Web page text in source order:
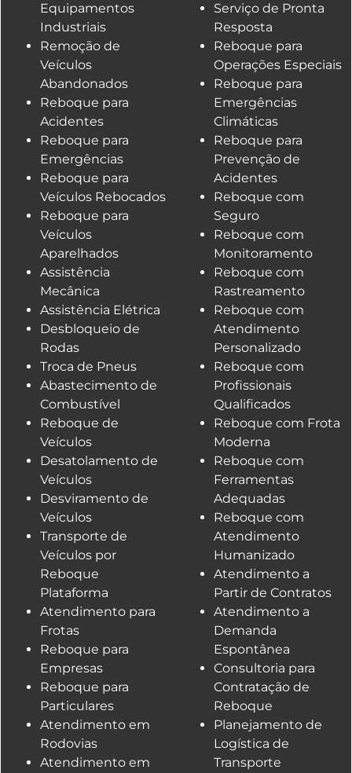
Equipamentos
Industriais
Remoção de
Veículos
Abandonados
Reboque para
Acidentes
Reboque para
Emergências
Reboque para
Veículos Rebocados
Reboque para
Veículos
Aparelhados
Assistência
Mecânica
Assistência Elétrica
Desbloqueio de
Rodas
Troca de Pneus
Abastecimento de
Combustível
Reboque de
Veículos
Desatolamento de
Veículos
Desviramento de
Veículos
Transporte de
Veículos por
Reboque
Plataforma
Atendimento para
Frotas
Reboque para
Empresas
Reboque para
Particulares
Atendimento em
Rodovias
Atendimento em
Serviço de Pronta
Resposta
Reboque para
Operações Especiais
Reboque para
Emergências
Climáticas
Reboque para
Prevenção de
Acidentes
Reboque com
Seguro
Reboque com
Monitoramento
Reboque com
Rastreamento
Reboque com
Atendimento
Personalizado
Reboque com
Profissionais
Qualificados
Reboque com Frota
Moderna
Reboque com
Ferramentas
Adequadas
Reboque com
Atendimento
Humanizado
Atendimento a
Partir de Contratos
Atendimento a
Demanda
Espontânea
Consultoria para
Contratação de
Reboque
Planejamento de
Logística de
Transporte